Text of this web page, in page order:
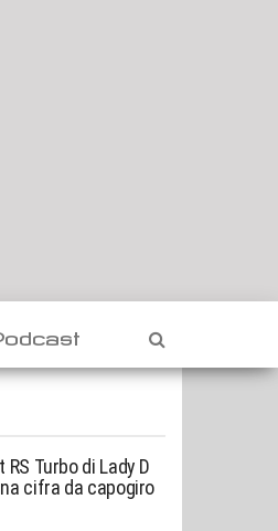
RS Turbo di Lady D
cifra da capogiro